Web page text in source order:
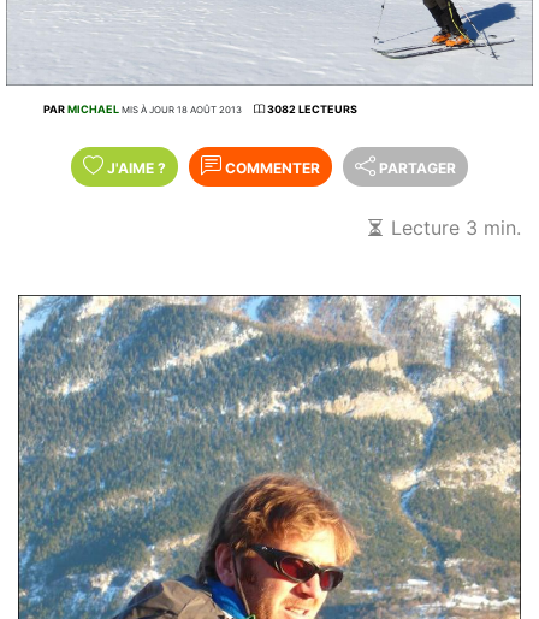
PARMICHAEL MIS À JOUR 18 AOÛT 2013 3082 LECTEURS
J'AIME ? COMMENTER PARTAGER
Lecture 3 min.